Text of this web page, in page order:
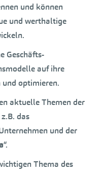
und können
und werthaltige
Geschäfts-
auf ihre
optimieren.
aktuelle Themen der
das
und der
“.
Thema des